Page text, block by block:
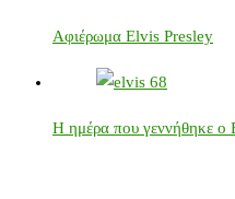
Αφιέρωμα Elvis Presley
Η ημέρα που γεννήθηκε ο